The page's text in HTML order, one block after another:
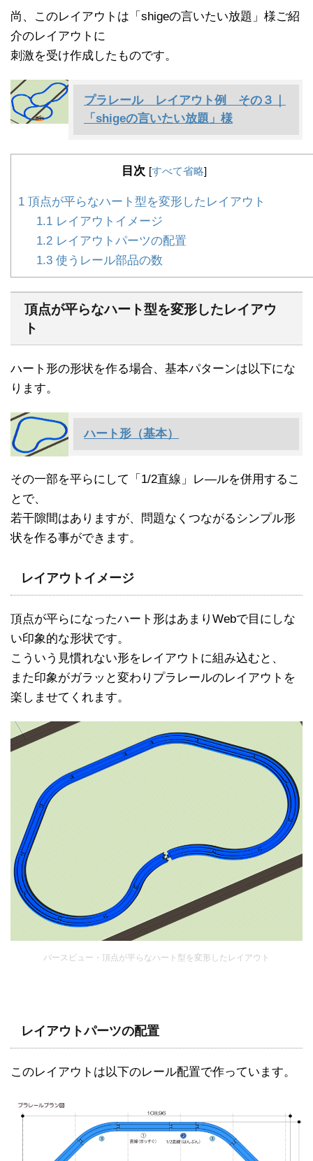
尚、このレイアウトは「shigeの言いたい放題」様ご紹
介のレイアウトに
刺激を受け作成したものです。
プラレール レイアウト例 その３｜
「shigeの言いたい放題」様
目次 [すべて省略]
1 頂点が平らなハート型を変形したレイアウト
1.1レイアウトイメージ
1.2レイアウトパーツの配置
1.3使うレール部品の数
頂点が平らなハート型を変形したレイアウ
ト
ハート形の形状を作る場合、基本パターンは以下にな
ります。
ハート形（基本）
その一部を平らにして「1/2直線」レ―ルを併用するこ
とで、
若干隙間はありますが、問題なくつながるシンプル形
状を作る事ができます。
レイアウトイメージ
頂点が平らになったハート形はあまりWebで目にしな
い印象的な形状です。
こういう見慣れない形をレイアウトに組み込むと、
また印象がガラッと変わりプラレールのレイアウトを
楽しませてくれます。
パースビュー・頂点が平らなハート型を変形したレイアウト
レイアウトパーツの配置
このレイアウトは以下のレール配置で作っています。